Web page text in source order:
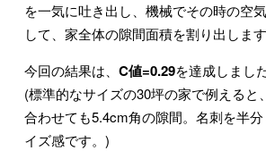
を一気に吐き出し、機械でその時の空
して、家全体の隙間面積を割り出します
今回の結果は、 C値=0.29を達成しまし
(標準的なサイズの30坪の家で例えると
合わせても5.4cm角の隙間。名刺を半
イズ感です。)